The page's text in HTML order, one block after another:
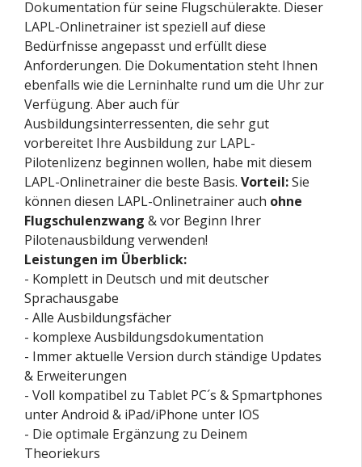
Dokumentation für seine Flugschülerakte. Dieser
LAPL-Onlinetrainer ist speziell auf diese
Bedürfnisse angepasst und erfüllt diese
Anforderungen. Die Dokumentation steht Ihnen
ebenfalls wie die Lerninhalte rund um die Uhr zur
Verfügung. Aber auch für
Ausbildungsinterressenten, die sehr gut
vorbereitet Ihre Ausbildung zur LAPL-
Pilotenlizenz beginnen wollen, habe mit diesem
LAPL-Onlinetrainer die beste Basis. Vorteil:Sie
können diesen LAPL-Onlinetrainer auch ohne
Flugschulenzwang & vor Beginn Ihrer
Pilotenausbildung verwenden!
Leistungen im Überblick:
- Komplett in Deutsch und mit deutscher
Sprachausgabe
- Alle Ausbildungsfächer
- komplexe Ausbildungsdokumentation
- Immer aktuelle Version durch ständige Updates
& Erweiterungen
- Voll kompatibel zu Tablet PC´s & Spmartphones
unter Android & iPad/iPhone unter IOS
- Die optimale Ergänzung zu Deinem
Theoriekurs